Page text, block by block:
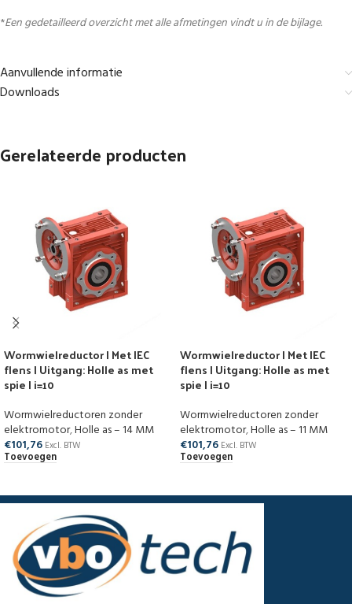
*Een gedetailleerd overzicht met alle afmetingen vindt u in de bijlage.
Aanvullende informatie
Downloads
Gerelateerde producten
Wormwielreductor | Met IEC
flens | Uitgang: Holle as met
spie | i=10
Wormwielreductoren zonder
elektromotor,Holle as – 14 MM
€101,76 Excl. BTW
Toevoegen
Wormwielreductor | Met IEC
flens | Uitgang: Holle as met
spie | i=10
Wormwielreductoren zonder
elektromotor,Holle as – 11 MM
€101,76 Excl. BTW
Toevoegen